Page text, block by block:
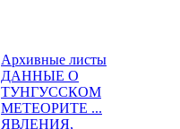
Архивные листы
ДАННЫЕ О
ТУНГУССКОМ
МЕТЕОРИТЕ ...
ЯВЛЕНИЯ,